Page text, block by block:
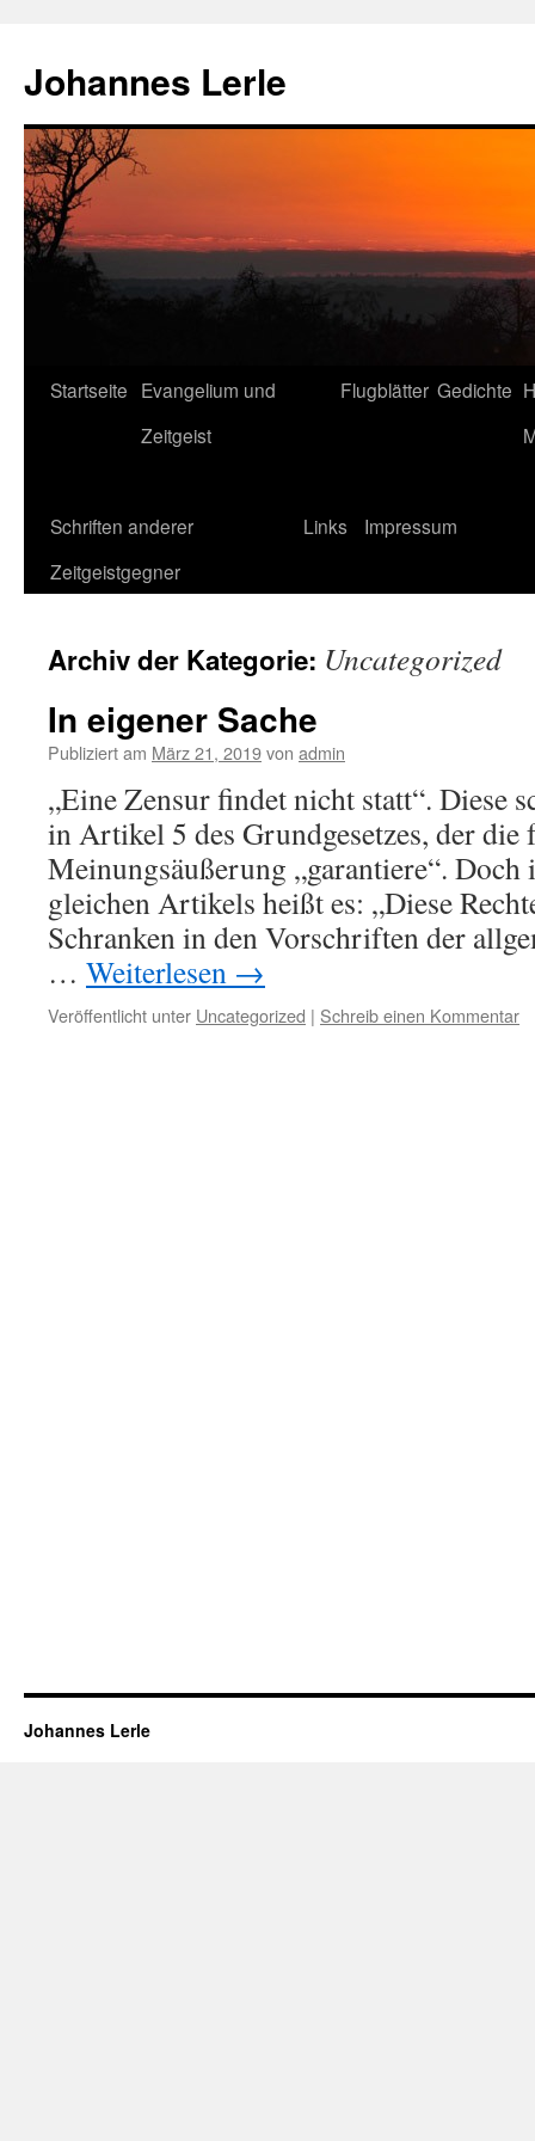
springen
Johannes Lerle
Startseite Evangelium und
Zeitgeist
Flugblätter Gedichte
Schriften anderer
Zeitgeistgegner
Links Impressum
Archiv der Kategorie: Uncategorized
In eigener Sache
Publiziert am März 21, 2019von admin
„Eine Zensur findet nicht statt“. Diese
in Artikel 5 des Grundgesetzes, der die
Meinungsäußerung „garantiere“. Doch
gleichen Artikels heißt es: „Diese
Schranken in den Vorschriften der
… Weiterlesen →
Veröffentlicht unter Uncategorized | Schreib einen Kommentar
Johannes Lerle